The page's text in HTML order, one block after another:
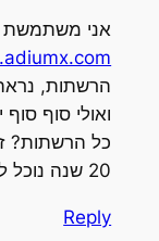
אני משתמשת
הרשתות,
ואולי סוף
כל הרשתות?
20 שנה נוכל לראות את זה קורה גם כאן?
Reply